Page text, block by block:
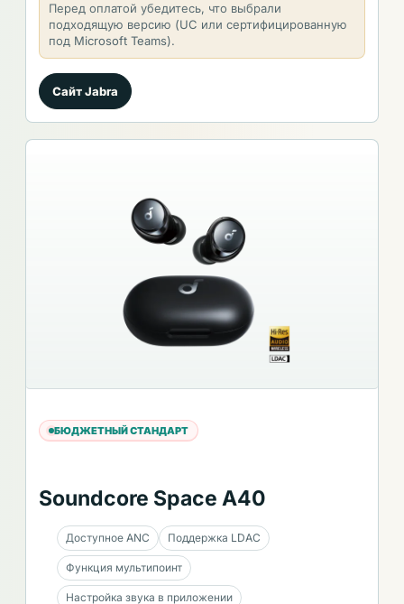
Перед оплатой убедитесь, что выбрали
подходящую версию (UC или сертифицированную
под Microsoft Teams).
Сайт Jabra
БЮДЖЕТНЫЙ СТАНДАРТ
Soundcore Space A40
Доступное ANC Поддержка LDAC
Функция мультипоинт
Настройка звука в приложении